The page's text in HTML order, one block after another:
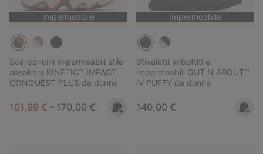
Impermeabile
Scarponcini impermeabili stile
sneakers KINETIC™ IMPACT
CONQUEST PLUS da donna
Minimum sale price:
101,99 € - Maximum price:
170,00 €
Impermeabile
Stivaletti imbottiti e
impermeabili OUT N ABOUT™
IV PUFFY da donna
Regular price:
140,00 €